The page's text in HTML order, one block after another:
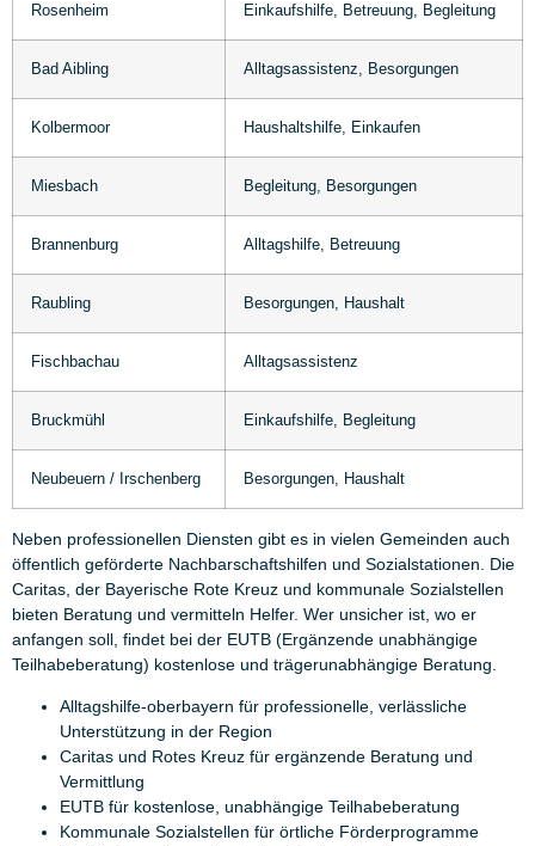
Rosenheim Einkaufshilfe, Betreuung, Begleitung
Bad Aibling Alltagsassistenz, Besorgungen
Kolbermoor Haushaltshilfe, Einkaufen
Miesbach Begleitung, Besorgungen
Brannenburg Alltagshilfe, Betreuung
Raubling Besorgungen, Haushalt
Fischbachau Alltagsassistenz
Bruckmühl Einkaufshilfe, Begleitung
Neubeuern / Irschenberg Besorgungen, Haushalt
Neben professionellen Diensten gibt es in vielen Gemeinden auch
öffentlich geförderte Nachbarschaftshilfen und Sozialstationen. Die
Caritas, der Bayerische Rote Kreuz und kommunale Sozialstellen
bieten Beratung und vermitteln Helfer. Wer unsicher ist, wo er
anfangen soll, findet bei der EUTB (Ergänzende unabhängige
Teilhabeberatung) kostenlose und trägerunabhängige Beratung.
Alltagshilfe-oberbayern für professionelle, verlässliche
Unterstützung in der Region
Caritas und Rotes Kreuz für ergänzende Beratung und
Vermittlung
EUTB für kostenlose, unabhängige Teilhabeberatung
Kommunale Sozialstellen für örtliche Förderprogramme